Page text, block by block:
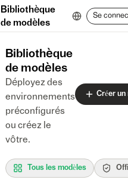
Bibliothèque
de modèles
Se
Bibliothèque
de modèles
Déployez des
environnements
préconfigurés
ou créez le
vôtre.
Créer un
Tous les modèles